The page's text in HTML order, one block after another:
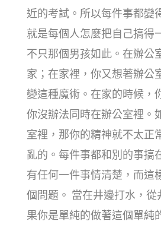
近的考試。所以每件事都變
就是每個人怎麼把自己搞得
不只那個男孩如此。在辦公
家；在家裡，你又想著辦公
變這種魔術。在家的時候，
你沒辦法同時在辦公室裡。
室裡，那你的精神就不太正
亂的。每件事都和別的事搞
有任何一件事情清楚，而這
個問題。 當在井邊打水，從
果你是單純的做著這個單純